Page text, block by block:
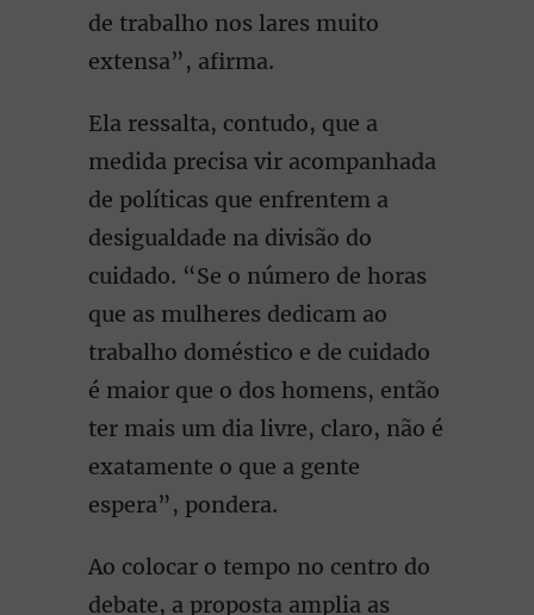
de trabalho nos lares muito
extensa”, afirma.
Ela ressalta, contudo, que a
medida precisa vir acompanhada
de políticas que enfrentem a
desigualdade na divisão do
cuidado. “Se o número de horas
que as mulheres dedicam ao
trabalho doméstico e de cuidado
é maior que o dos homens, então
ter mais um dia livre, claro, não é
exatamente o que a gente
espera”, pondera.
Ao colocar o tempo no centro do
debate, a proposta amplia as